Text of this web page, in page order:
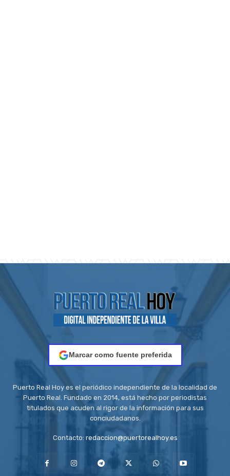
Marcar como fuente preferida
Puerto Real Hoy es el periódico independiente de la localidad de
Puerto Real. Fundado en 2014, está hecho por periodistas
titulados que acuden al rigor de la información para sus
conciudadanos.
Contacto: redaccion@puertorealhoy.es